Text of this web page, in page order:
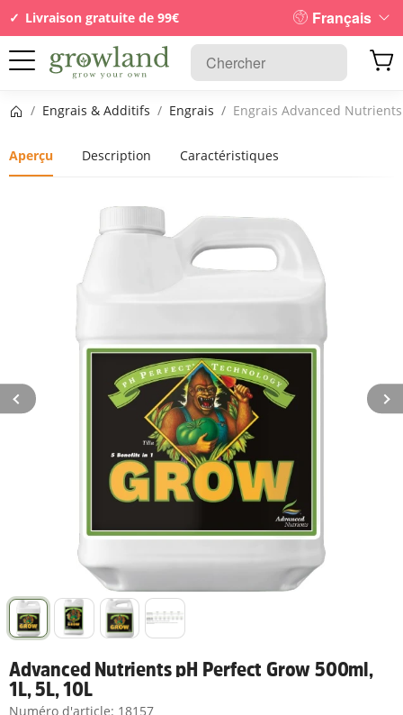
Livraison gratuite de 99€ Français
Page d’accueil
/ Engrais & Additifs / Engrais / Engrais Advanced Nutrients
Aperçu Description Caractéristiques
Advanced Nutrients pH Perfect Grow 500ml,
1L, 5L, 10L
Numéro d'article: 18157